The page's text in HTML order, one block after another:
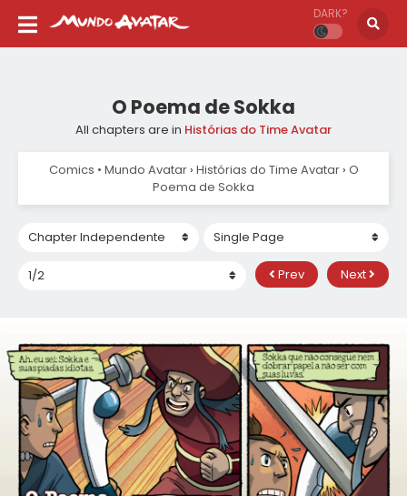
DARK?
O Poema de Sokka
All chapters are in Histórias do Time Avatar
Comics • Mundo Avatar › Histórias do Time Avatar › O
Poema de Sokka
Prev Next